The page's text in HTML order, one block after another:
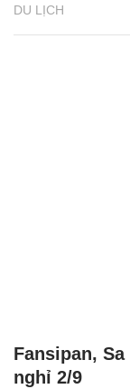
DU LỊCH
Fansipan,
nghỉ 2/9